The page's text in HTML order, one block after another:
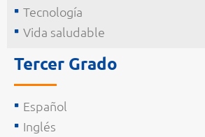
Tecnología
Vida saludable
Tercer Grado
Español
Inglés